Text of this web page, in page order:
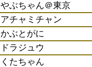
やぶちゃん＠東京
アチャミチャン
かぶとがに
ドラジュウ
くたちゃん